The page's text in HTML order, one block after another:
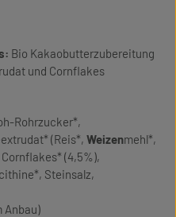
Bio Kakaobutterzubereitung
und Cornflakes
Rohrzucker*,
(Reis*, Weizenmehl*,
(4,5%),
Steinsalz,
Anbau)